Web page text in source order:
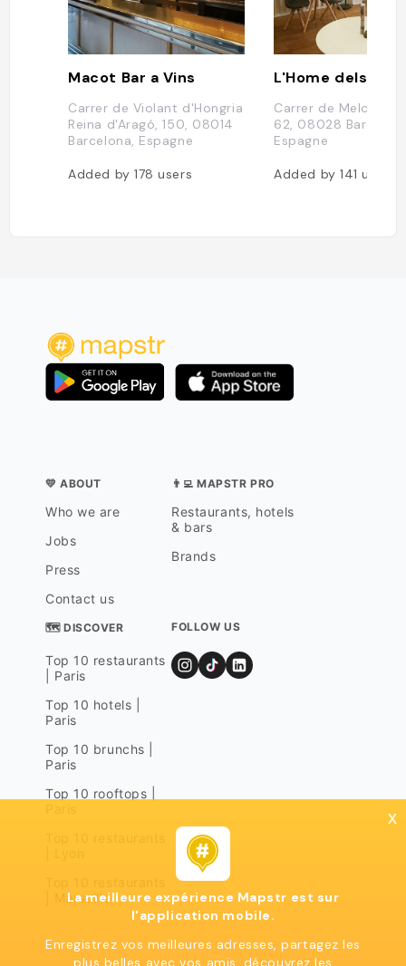
Macot Bar a Vins
Carrer de Violant d'Hongria
Reina d'Aragó, 150, 08014
Barcelona, Espagne
Added by178users
Carrer de Melcior
62, 08028
Espagne
Added by141users
💛 ABOUT
Who we are
Jobs
Press
Contact us
👨‍💻 MAPSTR PRO
Restaurants, hotels
& bars
Brands
🗺 DISCOVER
Top 10 restaurants
| Paris
Top 10 hotels |
Paris
Top 10 brunchs |
Paris
Top 10 rooftops |
| Marseille
FOLLOW US
x
La meilleure expérience Mapstr est sur
l'application mobile.
Enregistrez vos meilleures adresses, partagez les
plus belles avec vos amis, découvrez les